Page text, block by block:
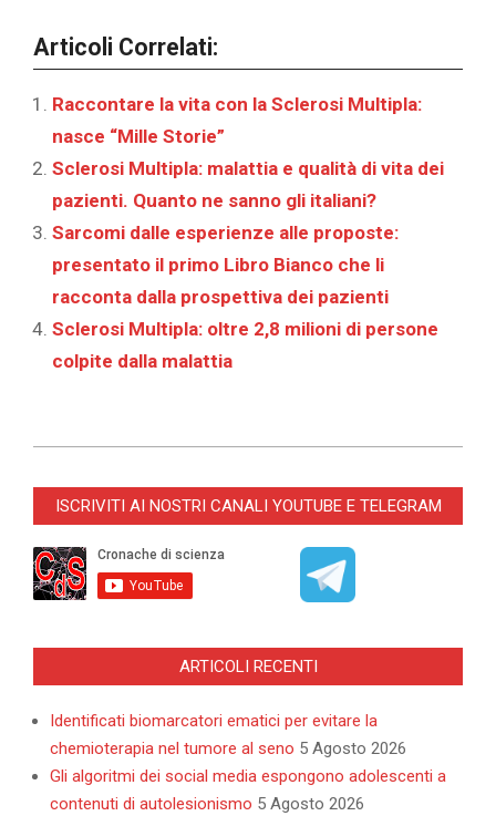
Articoli Correlati:
Raccontare la vita con la Sclerosi Multipla:
nasce “Mille Storie”
Sclerosi Multipla: malattia e qualità di vita dei
pazienti. Quanto ne sanno gli italiani?
Sarcomi dalle esperienze alle proposte:
presentato il primo Libro Bianco che li
racconta dalla prospettiva dei pazienti
Sclerosi Multipla: oltre 2,8 milioni di persone
colpite dalla malattia
11-
ISCRIVITI AI NOSTRI CANALI YOUTUBE E TELEGRAM
ARTICOLI RECENTI
Identificati biomarcatori ematici per evitare la
chemioterapia nel tumore al seno 5 Agosto 2026
Gli algoritmi dei social media espongono adolescenti a
contenuti di autolesionismo 5 Agosto 2026